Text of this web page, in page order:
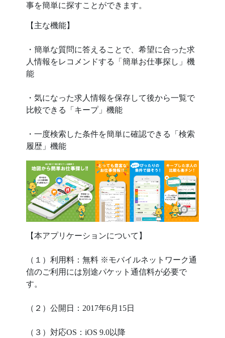
事を簡単に探すことができます。
【主な機能】
・簡単な質問に答えることで、希望に合った求
人情報をレコメンドする「簡単お仕事探し」機
能
・気になった求人情報を保存して後から一覧で
比較できる「キープ」機能
・一度検索した条件を簡単に確認できる「検索
履歴」機能
【本アプリケーションについて】
（１）利用料：無料 ※モバイルネットワーク通
信のご利用には別途パケット通信料が必要で
す。
（２）公開日：2017年6月15日
（３）対応OS：iOS 9.0以降